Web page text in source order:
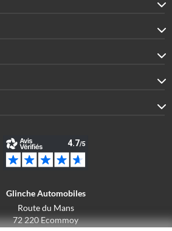
Glinche Automobiles
Route du Mans
72 220 Ecommoy